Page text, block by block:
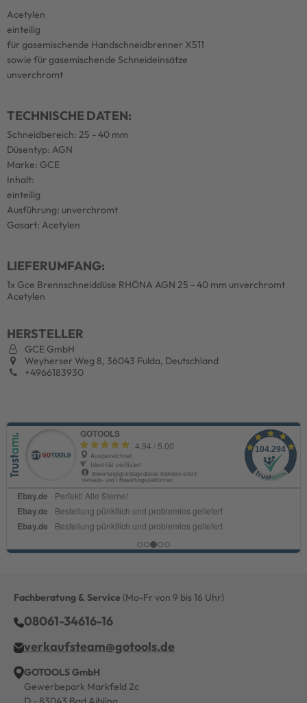
Acetylen
einteilig
für gasemischende Handschneidbrenner X511
sowie für gasemischende Schneideinsätze
unverchromt
TECHNISCHE DATEN:
Schneidbereich: 25 - 40 mm
Düsentyp: AGN
Marke: GCE
Inhalt:
einteilig
Ausführung: unverchromt
Gasart: Acetylen
LIEFERUMFANG:
1x Gce Brennschneiddüse RHÖNA AGN 25 - 40 mm unverchromt
Acetylen
HERSTELLER
GCE GmbH
Weyherser Weg 8, 36043 Fulda, Deutschland
+4966183930
Fachberatung & Service (Mo-Fr von 9 bis 16 Uhr)
08061-34616-16
verkaufsteam@gotools.de
GOTOOLS GmbH
Gewerbepark Markfeld 2c